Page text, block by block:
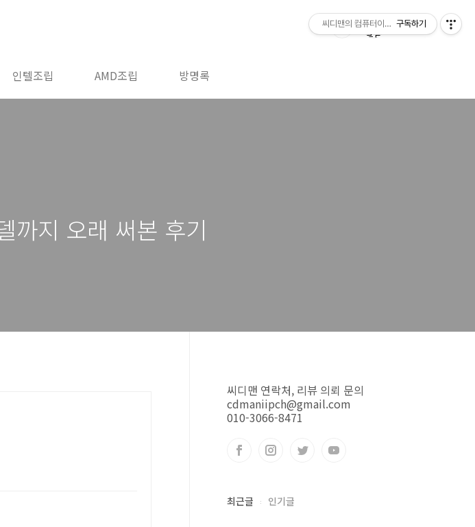
인텔조립 AMD조립 방명록
까지 오래 써본 후기
씨디맨 연락처, 리뷰 의뢰 문의
cdmaniipch@gmail.com
010-3066-8471
최근글 인기글
씨디맨의 컴퓨터이야기구독하기